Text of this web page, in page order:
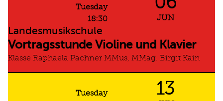
Tuesday
18:30
JUN
Landesmusikschule
Vortragsstunde Violine und Klavier
Klasse Raphaela Pachner MMus, MMag. Birgit Kain
Tuesday
13